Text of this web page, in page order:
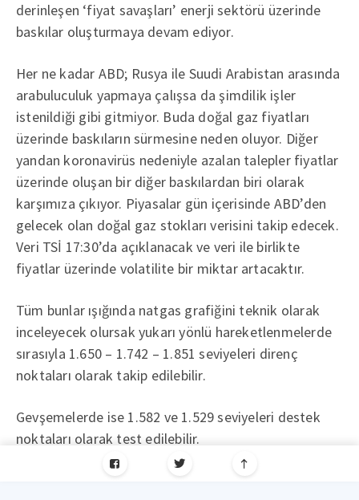
derinleşen ‘fiyat savaşları’ enerji sektörü üzerinde
baskılar oluşturmaya devam ediyor.
Her ne kadar ABD; Rusya ile Suudi Arabistan arasında
arabuluculuk yapmaya çalışsa da şimdilik işler
istenildiği gibi gitmiyor. Buda doğal gaz fiyatları
üzerinde baskıların sürmesine neden oluyor. Diğer
yandan koronavirüs nedeniyle azalan talepler fiyatlar
üzerinde oluşan bir diğer baskılardan biri olarak
karşımıza çıkıyor. Piyasalar gün içerisinde ABD’den
gelecek olan doğal gaz stokları verisini takip edecek.
Veri TSİ 17:30’da açıklanacak ve veri ile birlikte
fiyatlar üzerinde volatilite bir miktar artacaktır.
Tüm bunlar ışığında natgas grafiğini teknik olarak
inceleyecek olursak yukarı yönlü hareketlenmelerde
sırasıyla 1.650 – 1.742 – 1.851 seviyeleri direnç
noktaları olarak takip edilebilir.
Gevşemelerde ise 1.582 ve 1.529 seviyeleri destek
noktaları olarak test edilebilir.